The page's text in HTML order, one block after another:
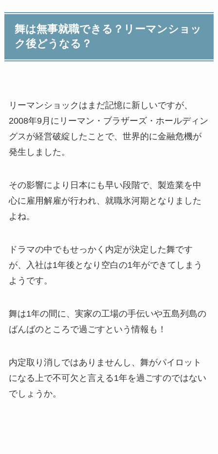
舞は無事就職できる？リーマンショッ
ク後どうなる？
リーマンショックはまだ記憶に新しいですが、
2008年9月にリーマン・ブラザーズ・ホールディン
グスが経営破綻したことで、世界的に金融危機が
発生しました。
その影響により日本にも早い段階で、製造業を中
心に雇用解雇が行われ、就職氷河期となりました
よね。
ドラマの中でもせっかく内定が決定した舞です
が、入社は1年後となり空白の1年ができてしまう
ようです。
舞は1年の間に、実家の工場の手伝いや五島列島の
ばんばのところで過ごすという情報も！
内定取り消しではありませんし、舞がパイロット
になる上で不可欠と言える1年を過ごすのではない
でしょうか。